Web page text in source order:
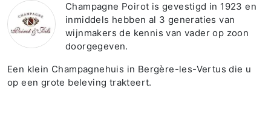
Champagne Poirot is gevestigd in 1923 en
inmiddels hebben al 3 generaties van
wijnmakers de kennis van vader op zoon
doorgegeven.
Een klein Champagnehuis in Bergère-les-Vertus die u
op een grote beleving trakteert.